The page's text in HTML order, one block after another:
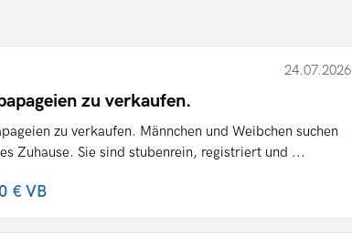
24.07.2026
zu verkaufen.
zu verkaufen. Männchen und Weibchen suchen
Zuhause. Sie sind stubenrein, registriert und ...
€VB